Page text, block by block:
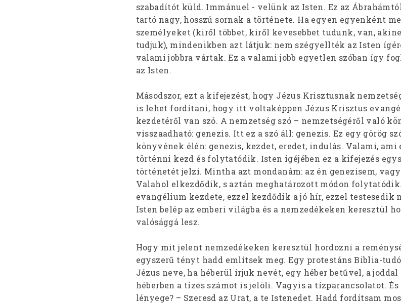
szabadítót küld. Immánuel - velünk az Isten. Ez az
tartó nagy, hosszú sornak a története. Ha egyen egyenként
személyeket (kiről többet, kiről kevesebbet tudunk, van,
tudjuk), mindenikben azt látjuk: nem szégyellték az Isten
valami jobbra vártak. Ez a valami jobb egyetlen szóban így
az Isten.
Másodszor, ezt a kifejezést, hogy Jézus Krisztusnak
is lehet fordítani, hogy itt voltaképpen Jézus Krisztus
kezdetéről van szó. A nemzetség szó – nemzetségéről való
visszaadható: genezis. Itt ez a szó áll: genezis. Ez egy görög
könyvének élén: genezis, kezdet, eredet, indulás. Valami, ami
történni kezd és folytatódik. Isten igéjében ez a kifejezés
történetét jelzi. Mintha azt mondanám: az én genezisem,
Valahol elkezdődik, s aztán meghatározott módon
evangélium kezdete, ezzel kezdődik a jó hír, ezzel testesedik
Isten belép az emberi világba és a nemzedékeken keresztül
valósággá lesz.
Hogy mit jelent nemzedékeken keresztül hordozni a
egyszerű tényt hadd említsek meg. Egy protestáns Biblia-
Jézus neve, ha héberül írjuk nevét, egy héber betűvel, a
héberben a tízes számot is jelöli. Vagyis a tízparancsolatot.
lényege? – Szeresd az Urat, a te Istenedet. Hadd fordítsam